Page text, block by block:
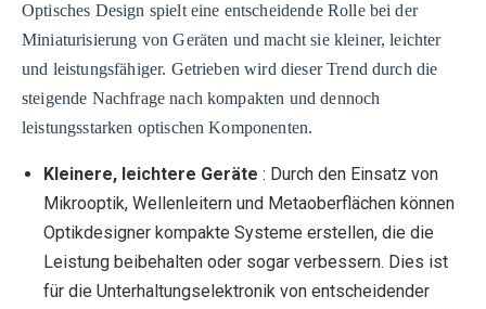
Optisches Design spielt eine entscheidende Rolle bei der
Miniaturisierung von Geräten und macht sie kleiner, leichter
und leistungsfähiger. Getrieben wird dieser Trend durch die
steigende Nachfrage nach kompakten und dennoch
leistungsstarken optischen Komponenten.
Kleinere, leichtere Geräte : Durch den Einsatz von
Mikrooptik, Wellenleitern und Metaoberflächen können
Optikdesigner kompakte Systeme erstellen, die die
Leistung beibehalten oder sogar verbessern. Dies ist
für die Unterhaltungselektronik von entscheidender